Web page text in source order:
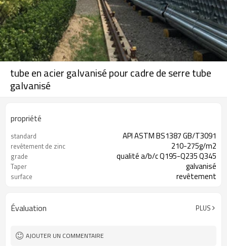
tube en acier galvanisé pour cadre de serre tube
galvanisé
propriété
standard API ASTM BS1387 GB/T3091
revêtement de zinc 210-275g/m2
grade qualité a/b/c Q195-Q235 Q345
Taper galvanisé
surface revêtement
Évaluation PLUS
AJOUTER UN COMMENTAIRE